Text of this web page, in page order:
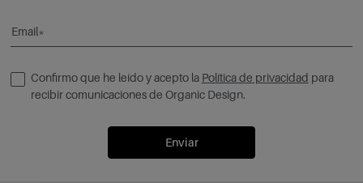
Email*
Confirmo que he leído y acepto la Política de privacidad para
recibir comunicaciones de Organic Design.
Enviar